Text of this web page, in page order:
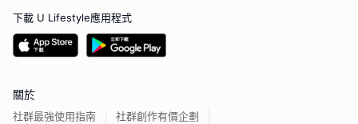
下載 U Lifestyle應用程式
關於
社群最強使用指南
社群創作有價企劃